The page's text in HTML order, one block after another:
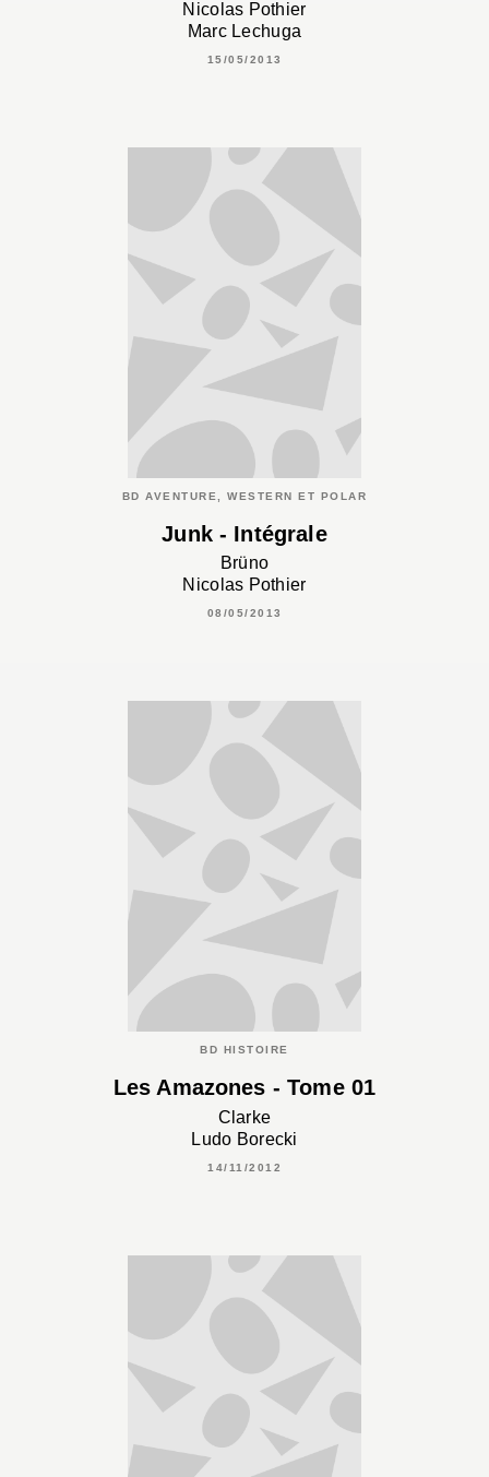
Nicolas Pothier
Marc Lechuga
15/05/2013
BD AVENTURE, WESTERN ET POLAR
Junk - Intégrale
Brüno
Nicolas Pothier
08/05/2013
BD HISTOIRE
Les Amazones - Tome 01
Clarke
Ludo Borecki
14/11/2012